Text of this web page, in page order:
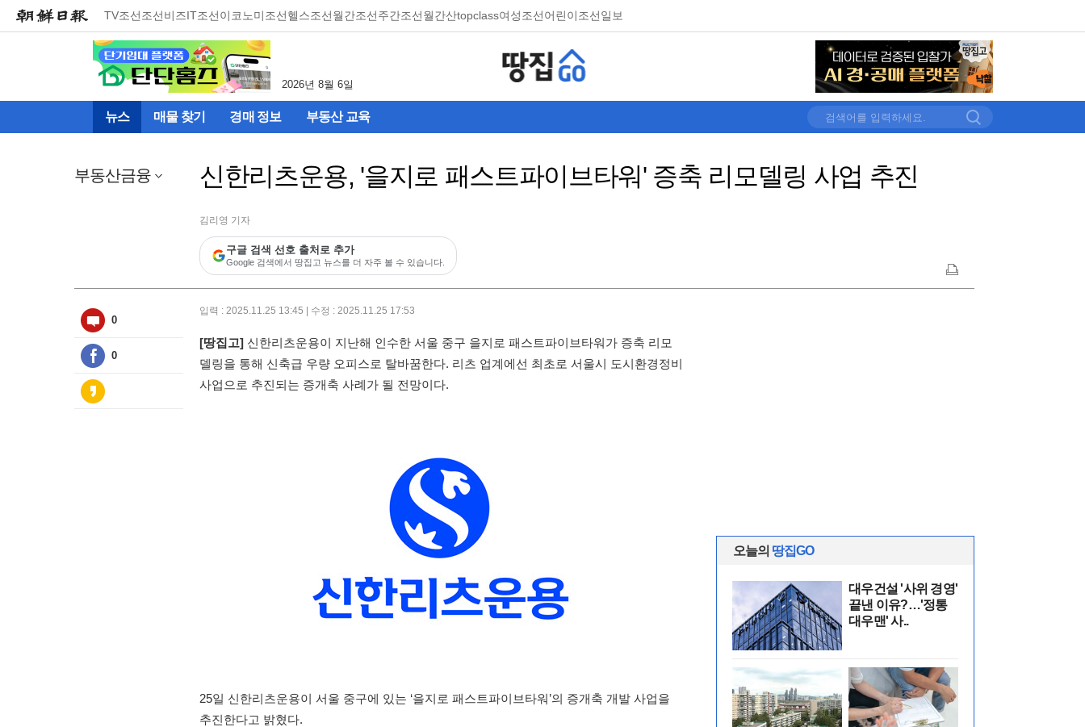
TV조선조선비즈IT조선이코노미조선헬스조선월간조선주간조선월간산topclass여성조선어린이조선일보
2026년 8월 6일
뉴스 매물 찾기 경매 정보 부동산 교육
부동산금융 신한리츠운용, '을지로 패스트파이브타워' 증축 리모델링 사업 추진
김리영 기자
구글 검색 선호 출처로 추가
Google 검색에서 땅집고 뉴스를 더 자주 볼 수 있습니다.
0
0
입력 : 2025.11.25 13:45 | 수정 : 2025.11.25 17:53
[땅집고] 신한리츠운용이 지난해 인수한 서울 중구 을지로 패스트파이브타워가 증축 리모
델링을 통해 신축급 우량 오피스로 탈바꿈한다. 리츠 업계에선 최초로 서울시 도시환경정비
사업으로 추진되는 증개축 사례가 될 전망이다.
25일 신한리츠운용이 서울 중구에 있는 ‘을지로 패스트파이브타워’의 증개축 개발 사업을
추진한다고 밝혔다.
오늘의 땅집GO
대우건설 '사위 경영'
끝낸 이유?…'정통
대우맨' 사..